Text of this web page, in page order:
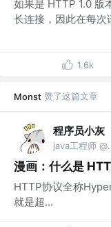
如果是 HTTP 1.0 版
长连接，因此在每次
1.6k
Monst 赞了这篇文章
程序员小灰
java
漫画：什么是
HTTP协议全称
就是超...